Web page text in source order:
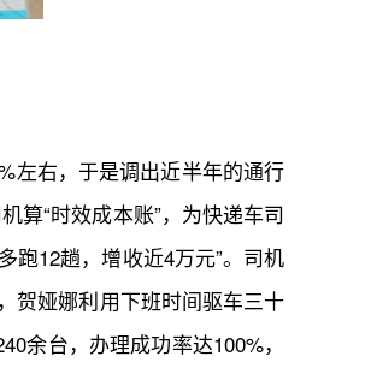
左右，于是调出近半年的通行
算“时效成本账”，为快递车司
跑12趟，增收近4万元”。司机
贺娅娜利用下班时间驱车三十
余台，办理成功率达100%，